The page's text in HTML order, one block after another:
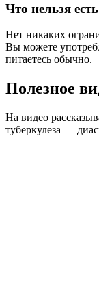
Что нельзя
Нет никаких
Вы можете
питаетесь обычно.
Полезное
На видео
туберкулеза —